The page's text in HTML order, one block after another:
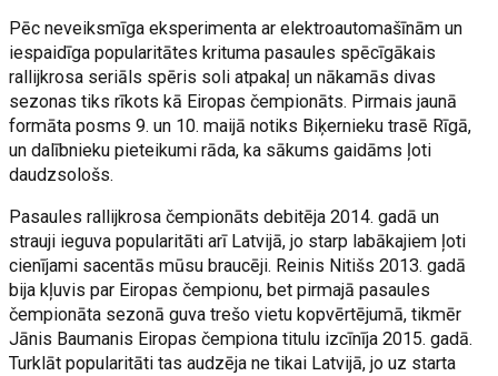
Pēc neveiksmīga eksperimenta ar elektroautomašīnām un
iespaidīga popularitātes krituma pasaules spēcīgākais
rallijkrosa seriāls spēris soli atpakaļ un nākamās divas
sezonas tiks rīkots kā Eiropas čempionāts. Pirmais jaunā
formāta posms 9. un 10. maijā notiks Biķernieku trasē Rīgā,
un dalībnieku pieteikumi rāda, ka sākums gaidāms ļoti
daudzsološs.
Pasaules rallijkrosa čempionāts debitēja 2014. gadā un
strauji ieguva popularitāti arī Latvijā, jo starp labākajiem ļoti
cienījami sacentās mūsu braucēji. Reinis Nitišs 2013. gadā
bija kļuvis par Eiropas čempionu, bet pirmajā pasaules
čempionāta sezonā guva trešo vietu kopvērtējumā, tikmēr
Jānis Baumanis Eiropas čempiona titulu izcīnīja 2015. gadā.
Turklāt popularitāti tas audzēja ne tikai Latvijā, jo uz starta